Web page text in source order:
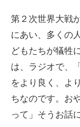
第２次世界大戦
にあい、多くの
どもたちが犠牲
は、ラジオで、
をより良く、よ
ちなのです。お
って」そうお話